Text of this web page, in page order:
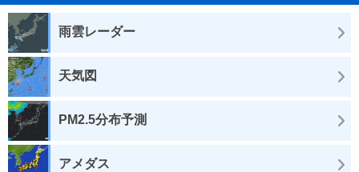
雨雲レーダー
天気図
PM2.5分布予測
アメダス